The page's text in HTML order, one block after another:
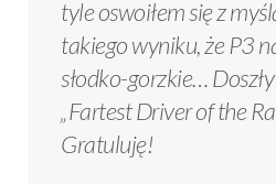
tyle oswoiłem się z
takiego wyniku, że P3
słodko-gorzkie…
„Fartest Driver of the
Gratuluję!